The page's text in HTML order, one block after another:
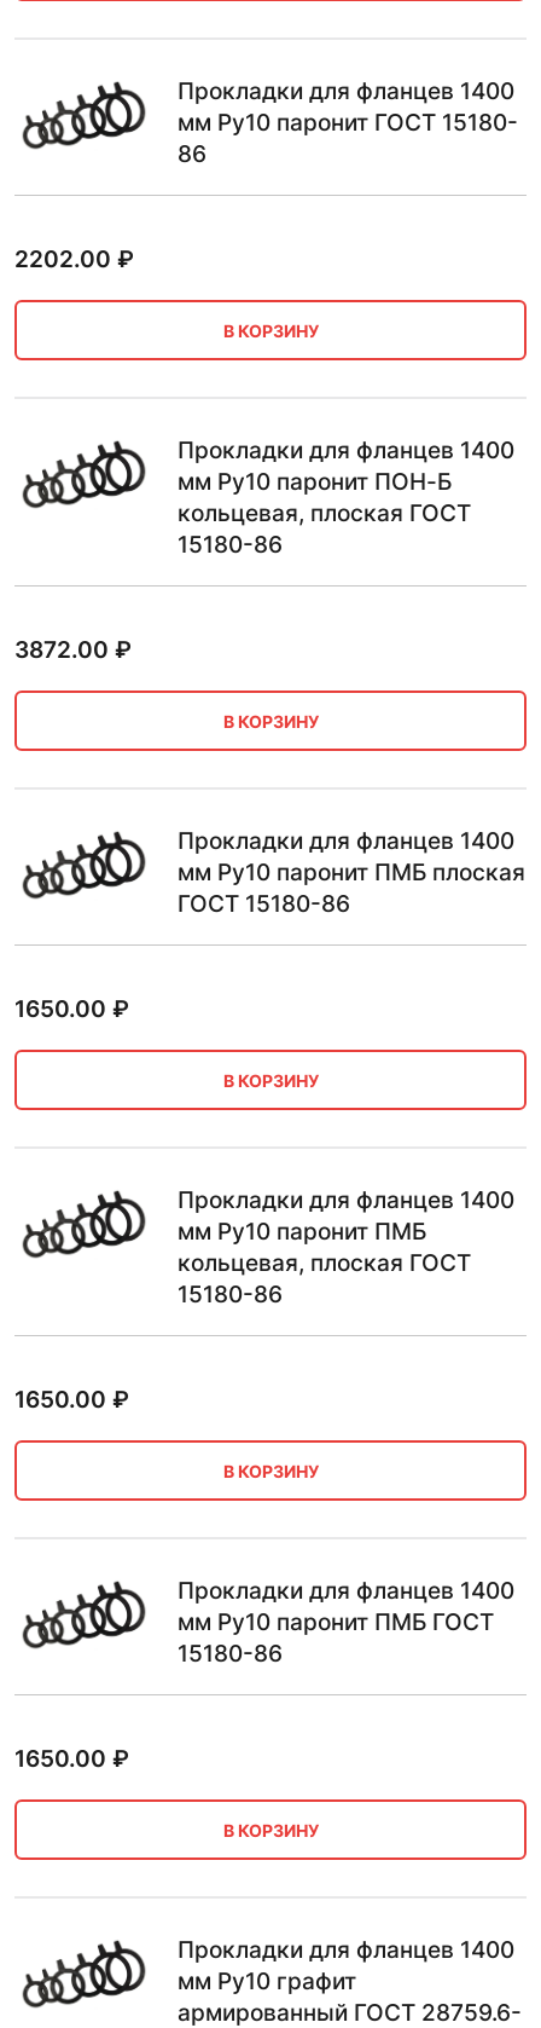
Прокладки для фланцев 1400
мм Ру10 паронит ГОСТ 15180-
86
2202.00 ₽
В КОРЗИНУ
Прокладки для фланцев 1400
мм Ру10 паронит ПОН-Б
кольцевая, плоская ГОСТ
15180-86
3872.00 ₽
В КОРЗИНУ
Прокладки для фланцев 1400
мм Ру10 паронит ПМБ плоская
ГОСТ 15180-86
1650.00 ₽
В КОРЗИНУ
Прокладки для фланцев 1400
мм Ру10 паронит ПМБ
кольцевая, плоская ГОСТ
15180-86
1650.00 ₽
В КОРЗИНУ
Прокладки для фланцев 1400
мм Ру10 паронит ПМБ ГОСТ
15180-86
1650.00 ₽
В КОРЗИНУ
Прокладки для фланцев 1400
мм Ру10 графит
армированный ГОСТ 28759.6-